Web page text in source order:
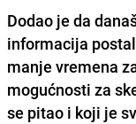
Dodao je da
informacija
manje vremena
mogućnosti za
se pitao i koji je